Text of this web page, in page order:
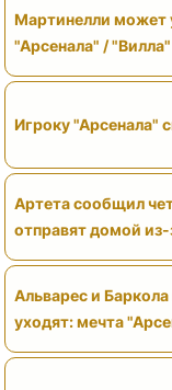
Мартинелли может
"Арсенала" /
Игроку "Арсенала"
Артета сообщил
отправят домой
Альварес и
уходят: мечта